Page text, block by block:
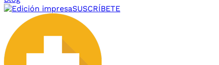
SUSCRÍBETE